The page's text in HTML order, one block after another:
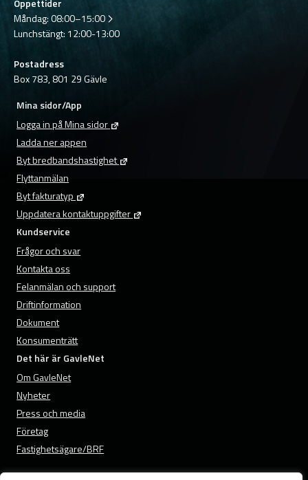
Öppettider
Måndag:08:00–15:00
Lunchstängt: 12:00-13:00
Postadress
Box 783, 801 29 Gävle
Mina sidor/App
Logga in på Mina sidor
Ladda ner appen
Byt bredbandshastighet
Flyttanmälan
Byt fakturatyp
Uppdatera kontaktuppgifter
Kundservice
Frågor och svar
Kontakta oss
Felanmälan och support
Driftinformation
Dokument
Konsumenträtt
Det här är GavleNet
Om GavleNet
Nyheter
Press och media
Företag
Fastighetsägare/BRF